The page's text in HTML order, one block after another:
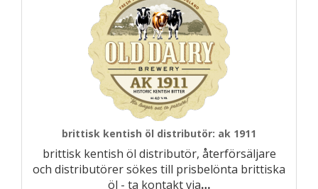
brittisk kentish öl distributör: ak 1911
brittisk kentish öl distributör, återförsäljare
och distributörer sökes till prisbelönta brittiska
öl - ta kontakt via…